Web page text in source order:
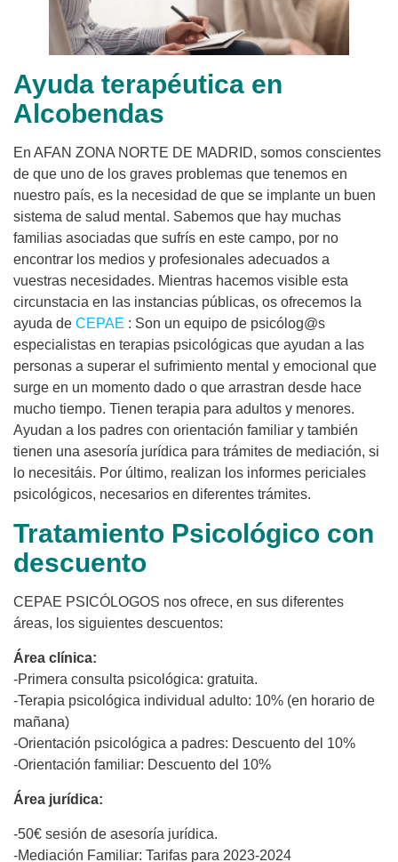
Ayuda terapéutica en
Alcobendas
En AFAN ZONA NORTE DE MADRID, somos conscientes
de que uno de los graves problemas que tenemos en
nuestro país, es la necesidad de que se implante un buen
sistema de salud mental. Sabemos que hay muchas
familias asociadas que sufrís en este campo, por no
encontrar los medios y profesionales adecuados a
vuestras necesidades. Mientras hacemos visible esta
circunstacia en las instancias públicas, os ofrecemos la
ayuda de CEPAE : Son un equipo de psicólog@s
especialistas en terapias psicológicas que ayudan a las
personas a superar el sufrimiento mental y emocional que
surge en un momento dado o que arrastran desde hace
mucho tiempo. Tienen terapia para adultos y menores.
Ayudan a los padres con orientación familiar y también
tienen una asesoría jurídica para trámites de mediación, si
lo necesitáis. Por último, realizan los informes periciales
psicológicos, necesarios en diferentes trámites.
Tratamiento Psicológico con
descuento
CEPAE PSICÓLOGOS nos ofrece, en sus diferentes
áreas, los siguientes descuentos:
Área clínica:
-Primera consulta psicológica: gratuita.
-Terapia psicológica individual adulto: 10% (en horario de
mañana)
-Orientación psicológica a padres: Descuento del 10%
-Orientación familiar: Descuento del 10%
Área jurídica:
-50€ sesión de asesoría jurídica.
-Mediación Familiar: Tarifas para 2023-2024